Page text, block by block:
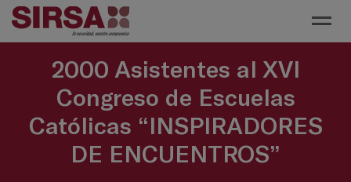
2000 Asistentes al XVI
Congreso de Escuelas
Católicas “INSPIRADORES
DE ENCUENTROS”